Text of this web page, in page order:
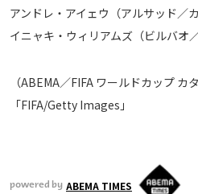
アンドレ・アイェウ（アルサッド／
イニャキ・ウィリアムズ（ビルバオ／
（ABEMA／FIFA ワールドカップ カ
「FIFA/Getty Images」
powered by ABEMA TIMES